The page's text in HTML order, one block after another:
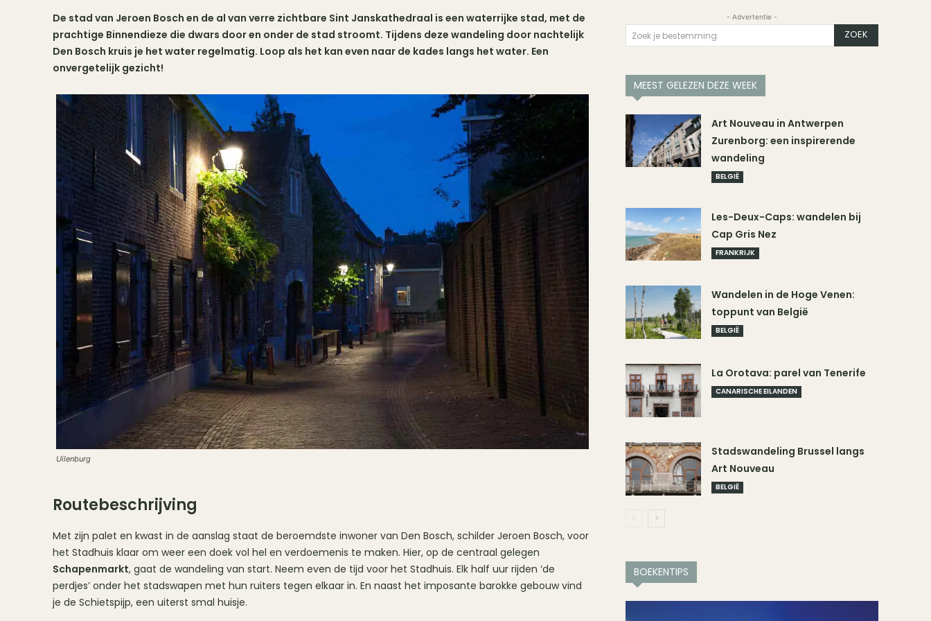
De stad van Jeroen Bosch en de al van verre zichtbare Sint Janskathedraal is een waterrijke stad, met de
prachtige Binnendieze die dwars door en onder de stad stroomt. Tijdens deze wandeling door nachtelijk
Den Bosch kruis je het water regelmatig. Loop als het kan even naar de kades langs het water. Een
onvergetelijk gezicht!
Uilenburg
Routebeschrijving
Met zijn palet en kwast in de aanslag staat de beroemdste inwoner van Den Bosch, schilder Jeroen Bosch, voor
het Stadhuis klaar om weer een doek vol hel en verdoemenis te maken. Hier, op de centraal gelegen
Schapenmarkt, gaat de wandeling van start. Neem even de tijd voor het Stadhuis. Elk half uur rijden ‘de
perdjes’ onder het stadswapen met hun ruiters tegen elkaar in. En naast het imposante barokke gebouw vind
je de Schietspijp, een uiterst smal huisje.
- Advertentie -
Zoek je bestemming ZOEK
MEEST GELEZEN DEZE WEEK
Art Nouveau in Antwerpen
Zurenborg: een inspirerende
wandeling
BELGIË
Les-Deux-Caps: wandelen bij
Cap Gris Nez
FRANKRIJK
Wandelen in de Hoge Venen:
toppunt van België
BELGIË
La Orotava: parel van Tenerife
CANARISCHE EILANDEN
Stadswandeling Brussel langs
Art Nouveau
BELGIË
BOEKENTIPS